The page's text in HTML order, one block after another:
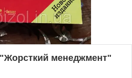
"Жорсткий менеджмент"